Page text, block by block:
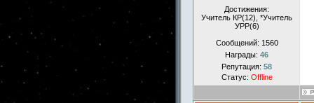
Достижения:
Учитель КР(12), *Учитель
УРР(6)
Сообщений: 1560
Награды: 46
Репутация: 58
Статус: Offline